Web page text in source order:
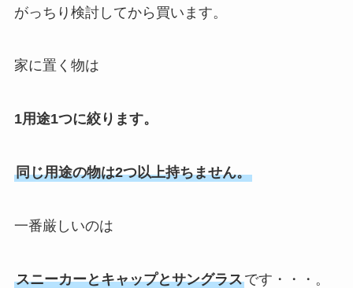
がっちり検討してから買います。
家に置く物は
1用途1つに絞ります。
同じ用途の物は2つ以上持ちません。
一番厳しいのは
スニーカーとキャップとサングラスです・・・。